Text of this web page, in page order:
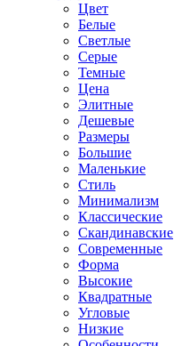
Цвет
Белые
Светлые
Серые
Темные
Цена
Элитные
Дешевые
Размеры
Большие
Маленькие
Стиль
Минимализм
Классические
Скандинавские
Современные
Форма
Высокие
Квадратные
Угловые
Низкие